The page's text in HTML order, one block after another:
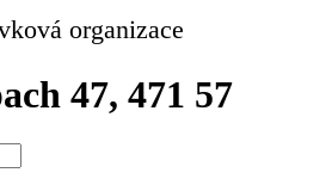
organizace
47, 471 57